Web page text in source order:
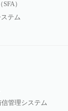
）
テム
信管理システム